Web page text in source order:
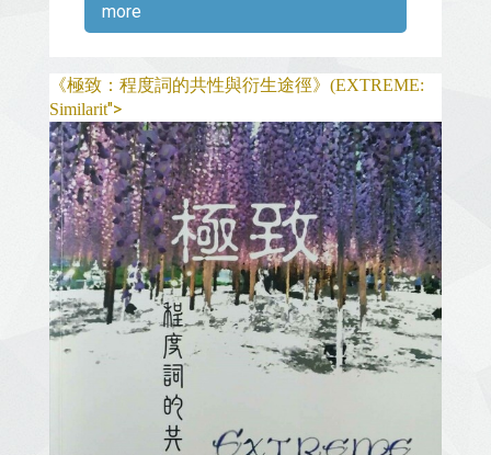
more
《極致：程度詞的共性與衍生途徑》(EXTREME:
Similarit">